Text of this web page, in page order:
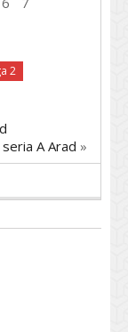
2
A Arad »